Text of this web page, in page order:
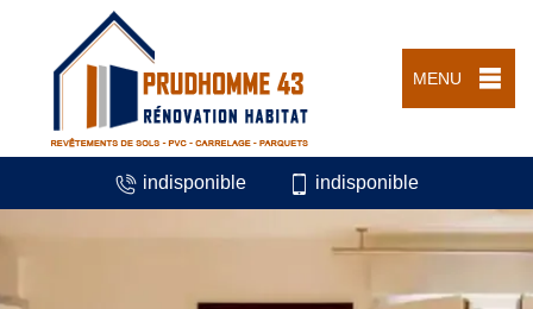
MENU
indisponible indisponible